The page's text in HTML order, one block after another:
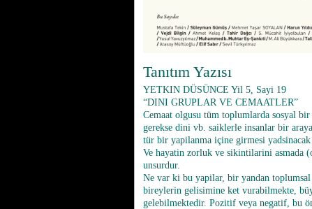
Tanıtım Yazısı
YETKIN DÜSÜNCE Yil 5, Sayi 19
“DINI GRUPLAR VE CEMAATLER”
Cemaat olgusu tüm toplumlarda sosyal
gerekse dini vb. saiklerle insanlar bir
tür bir yapilanma içine girmesi
Ve hayatin zorluk ve sikintilarini
unsurdur.
Ne var ki bu yapilar, bir yandan
bireylerin gelisimine ket vurabilmekte,
gelebilmektedir. Pozitif veya negatif, bu